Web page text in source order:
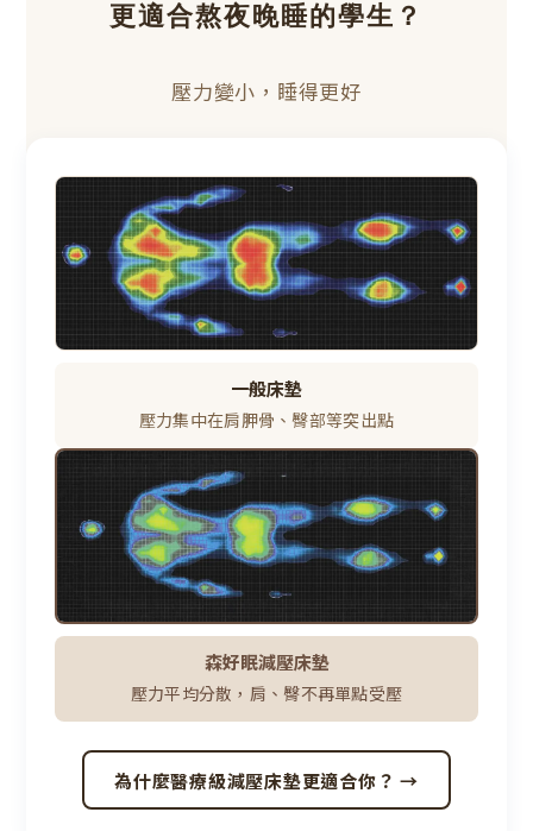
更適合熬夜晚睡的學生？
壓力變小，睡得更好
一般床墊
壓力集中在肩胛骨、臀部等突出點
森好眠減壓床墊
壓力平均分散，肩、臀不再單點受壓
為什麼醫療級減壓床墊更適合你？ →